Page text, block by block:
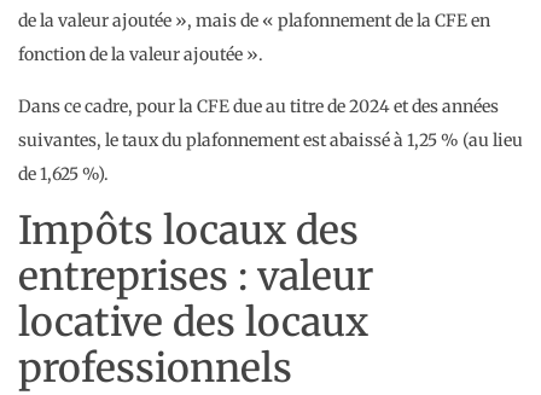
de la valeur ajoutée », mais de « plafonnement de la CFE en
fonction de la valeur ajoutée ».
Dans ce cadre, pour la CFE due au titre de 2024 et des années
suivantes, le taux du plafonnement est abaissé à 1,25 % (au lieu
de 1,625 %).
Impôts locaux des
entreprises : valeur
locative des locaux
professionnels